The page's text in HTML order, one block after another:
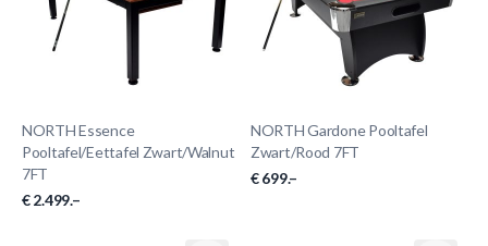
NORTH Essence
Pooltafel/Eettafel Zwart/Walnut
7FT
€ 2.499.–
NORTH Gardone Pooltafel
Zwart/Rood 7FT
€ 699.–